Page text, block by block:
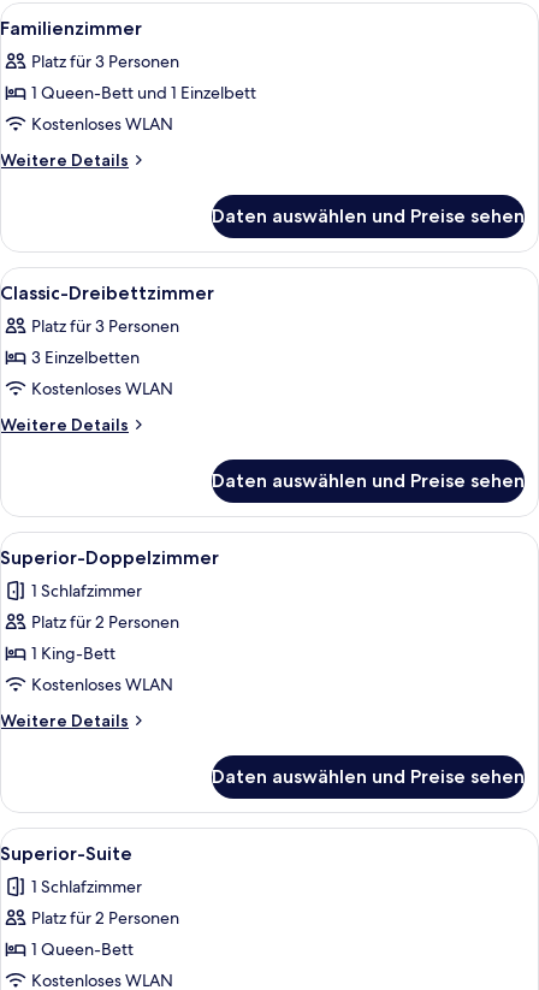
Alle
Fotos
für
Familienzimmer
anzeigen
Ein Stapel weißer Handtücher auf
3
Familienzimmer
Platz für 3 Personen
1 Queen-Bett und 1 Einzelbett
Kostenloses WLAN
Weitere Details
Weitere
Daten auswählen und Preise sehen
Alle
Fotos
für
Classic-
Dreibettzimmer
anzeigen
Ein Hotelzimmer mit drei ordentlich
4
Classic-Dreibettzimmer
Platz für 3 Personen
3 Einzelbetten
Kostenloses WLAN
Weitere Details
Weitere
Dreibettzimmer
Daten auswählen und Preise sehen
Alle
Fotos
für
Superior-
Doppelzimmer
anzeigen
Superior-Doppelzimmer |
4
Superior-Doppelzimmer
1 Schlafzimmer
Platz für 2 Personen
1 King-Bett
Kostenloses WLAN
Weitere Details
Weitere
Doppelzimmer
Daten auswählen und Preise sehen
Alle
Fotos
für
Superior-
Suite
anzeigen
Ein Schlafzimmer mit einem großen
2
Superior-Suite
1 Schlafzimmer
Platz für 2 Personen
1 Queen-Bett
Kostenloses WLAN